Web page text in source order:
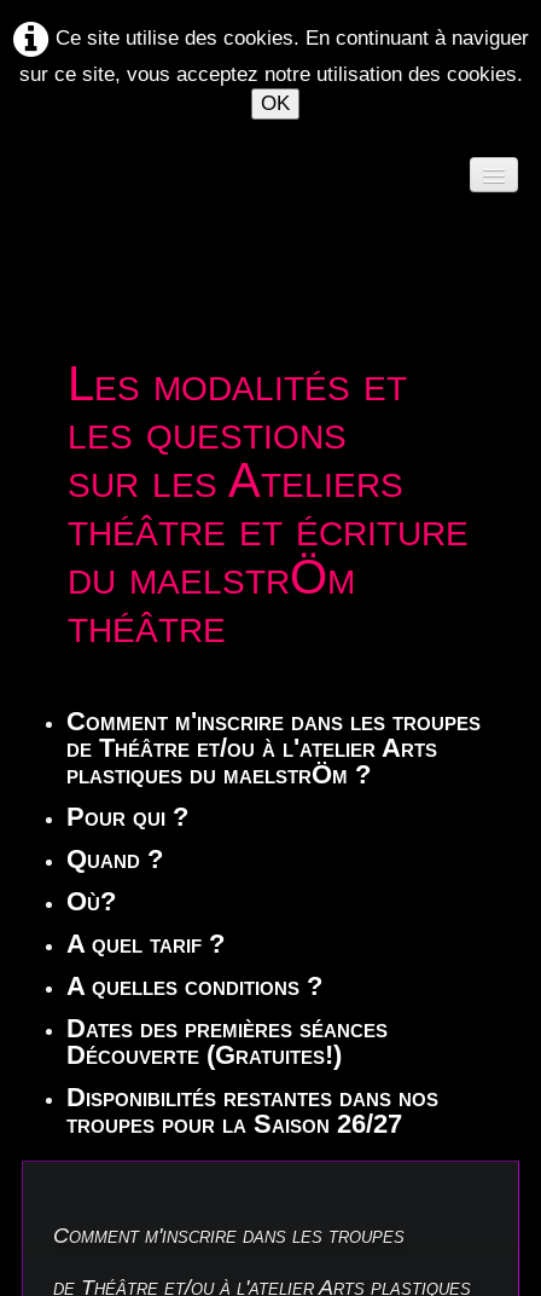
Ce site utilise des cookies. En continuant à naviguer
sur ce site, vous acceptez notre utilisation des cookies.
OK
ATELIERS 2026-2027
LE MAELSTRÖM
SPECTACLES
Les modalités et
les questions
sur les Ateliers
théâtre et écriture
du maelstrÖm
théâtre
Comment m'inscrire dans les troupes
de Théâtre et/ou à l'atelier Arts
plastiques du maelstrÖm ?
Pour qui ?
Quand ?
Où?
A quel tarif ?
A quelles conditions ?
Dates des premières séances
Découverte (Gratuites!)
Disponibilités restantes dans nos
troupes pour la Saison 26/27
Comment m'inscrire dans les troupes
de Théâtre et/ou à l'atelier Arts plastiques